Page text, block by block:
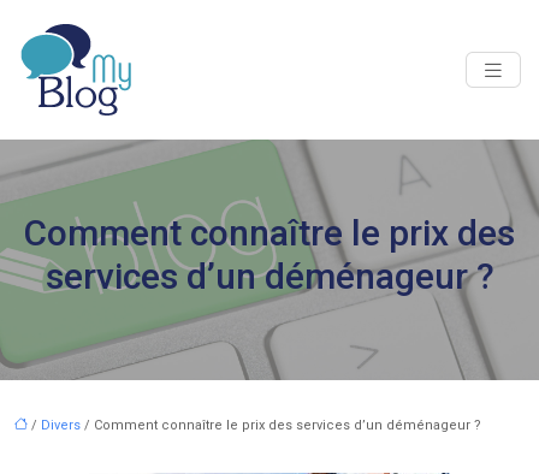
Comment connaître le prix des
services d’un déménageur ?
/ Divers / Comment connaître le prix des services d’un déménageur ?